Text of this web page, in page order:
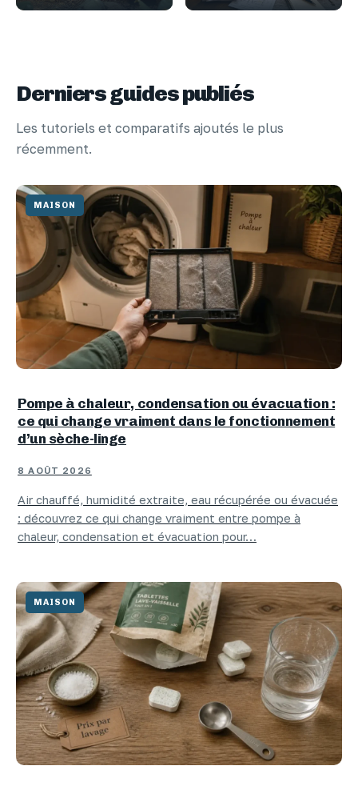
Derniers guides publiés
Les tutoriels et comparatifs ajoutés le plus
récemment.
MAISON
Pompe à chaleur, condensation ou évacuation :
ce qui change vraiment dans le fonctionnement
d’un sèche-linge
8 AOÛT 2026
Air chauffé, humidité extraite, eau récupérée ou évacuée
: découvrez ce qui change vraiment entre pompe à
chaleur, condensation et évacuation pour…
MAISON